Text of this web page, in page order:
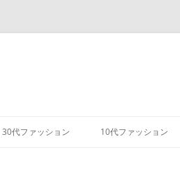
ン
テ
30代ファッション 10代ファッション